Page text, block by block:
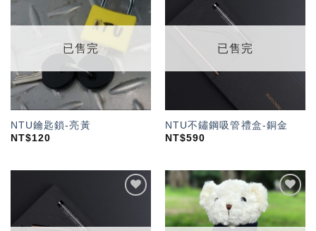
加入
「願
望輕
已售完
NTU鑰匙鎖-亮黃
NT$120
望輕
已售完
NTU不鏽鋼吸管禮盒-銅金
NT$590
望輕
「願
望輕